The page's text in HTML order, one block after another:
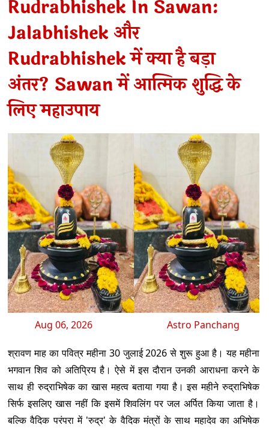
Rudrabhishek In Sawan:
Jalabhishek और
Rudrabhishek में क्या है बड़ा
अंतर? Sawan में आत्मिक शुद्धि के
लिए महाउपाय
Aug 06, 2026 Astro Panchang
श्रावण माह का पवित्र महीना 30 जुलाई 2026 से शुरू हुआ है। यह महीना
भगवान शिव को अतिप्रिय है। ऐसे में इस दौरान उनकी आराधना करने के
साथ ही रुद्राभिषेक का खास महत्व बताया गया है। इस महीने रुद्राभिषेक
सिर्फ इसलिए खास नहीं कि इसमें शिवलिंग पर जल अर्पित किया जाता है।
बल्कि वैदिक परंपरा में 'रुद्र' के वैदिक मंत्रों के साथ महादेव का अभिषेक